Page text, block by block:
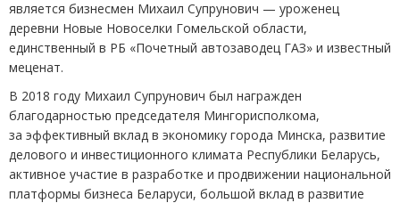
является бизнесмен Михаил Супрунович — уроженец
деревни Новые Новоселки Гомельской области,
единственный в РБ «Почетный автозаводец ГАЗ» и известный
меценат.
В 2018 году Михаил Супрунович был награжден
благодарностью председателя Мингорисполкома,
за эффективный вклад в экономику города Минска, развитие
делового и инвестиционного климата Республики Беларусь,
активное участие в разработке и продвижении национальной
платформы бизнеса Беларуси, большой вклад в развитие